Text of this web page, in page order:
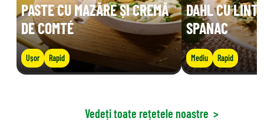
PASTE CU MAZĂRE ȘI CREMĂ
DE COMTÉ
Ușor Rapid
DAHL CU
SPANAC
Mediu Rapid
Vedeți toate rețetele noastre >